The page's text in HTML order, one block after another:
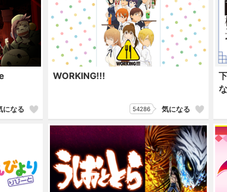
になる
WORKING!!!
54286 気になる